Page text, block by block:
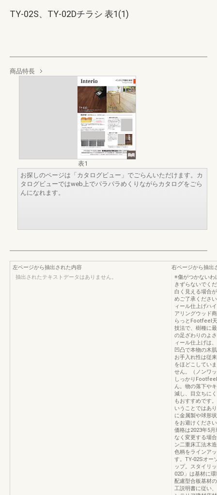
TY-02S、TY-02Dチラシ 表1(1)
商品特長
表1
お探しのページは「カタログビュー」でごらんいただけます。カ
タログビューではweb上でパラパラめくりながらカタログをごら
んになれます。
左ページから抽出された内容
抽出されたテキストデータはありません。
右ページから抽出
※傷がつかないわ
きずらないでく
白く見える場合
めご了承くださ
ィール仕上げハ
アリングウッド
らっとFootfeel
技法で、樹種に
の足ざわりのよ
ィール仕上げは
凹凸で本物の木
お手入れ性は従
をほどこしてい
せん。（ノンワ
しっかり
ん。物の落下や
減し、目立ちに
もおすすめです
いうことではあ
に金属製や球形
をお避けくださ
価格は2023年5
なく変更する場
ン二重床工法木
色柄をラインア
す。TY-02Sオー
ップ。スタイリ
02D」は基材に
配慮型合板基材
工説明書に従い